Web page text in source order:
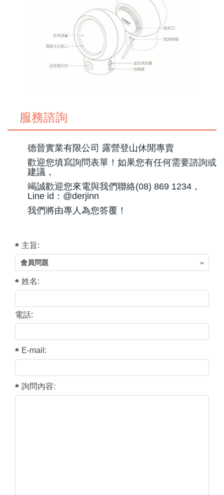
服務諮詢
德晉實業有限公司 露營登山休閒專賣
歡迎您填寫詢問表單！如果您有任何需要諮詢或
建議，
竭誠歡迎您來電與我們聯絡(08) 869 1234，
Line id：@derjinn
我們將由專人為您答覆！
主旨:
姓名:
電話:
E-mail:
詢問內容: